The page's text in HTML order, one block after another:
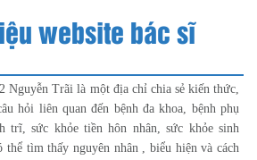
website bác sĩ
Nguyễn Trãi là một địa chỉ chia sẻ kiến thức,
hỏi liên quan đến bệnh đa khoa, bệnh phụ
trĩ, sức khỏe tiền hôn nhân, sức khỏe sinh
thể tìm thấy nguyên nhân , biểu hiện và cách